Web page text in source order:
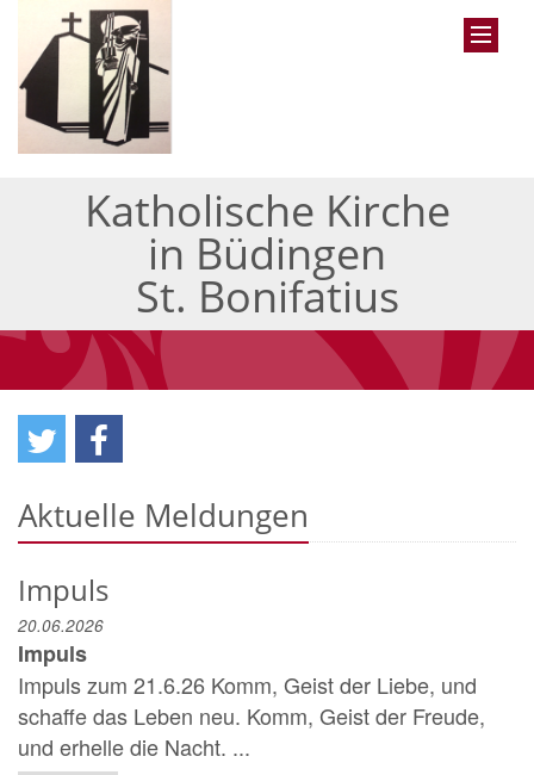
Katholische Kirche
in Büdingen
St. Bonifatius
Aktuelle Meldungen
Impuls
20.06.2026
Impuls
Impuls zum 21.6.26 Komm, Geist der Liebe, und
schaffe das Leben neu. Komm, Geist der Freude,
und erhelle die Nacht. ...